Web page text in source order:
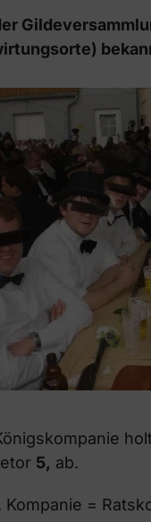
5, ab.
Kompanie =